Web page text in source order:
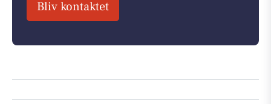
Bliv kontaktet